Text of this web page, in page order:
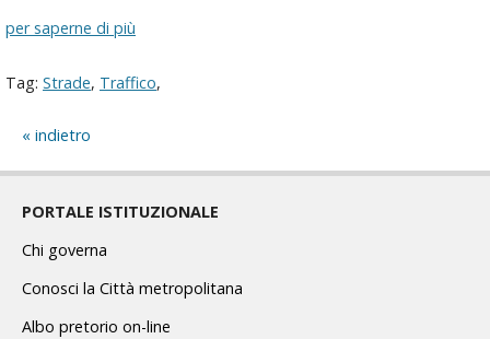
per saperne di più
Tag: Strade, Traffico,
indietro
PORTALE ISTITUZIONALE
Chi governa
Conosci la Città metropolitana
Albo pretorio on-line